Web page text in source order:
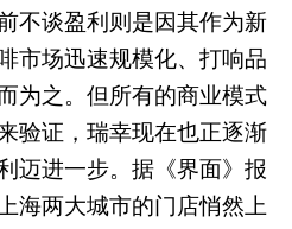
不谈盈利则是因其作为新
市场迅速规模化、打响品
为之。但所有的商业模式
验证，瑞幸现在也正逐渐
迈进一步。据《界面》报
海两大城市的门店悄然上